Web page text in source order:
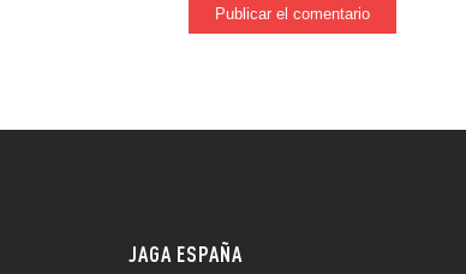
JAGA ESPAÑA